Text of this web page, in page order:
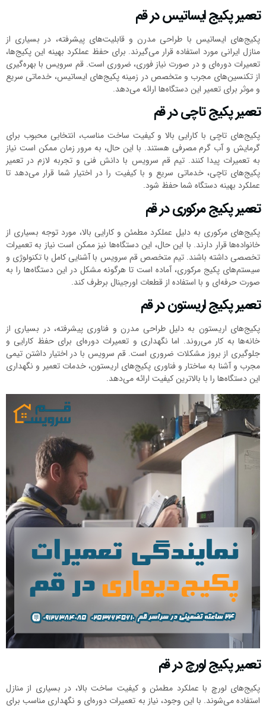
تعمیر پکیج ایساتیس در قم
پکیج‌های ایساتیس با طراحی مدرن و قابلیت‌های پیشرفته، در بسیاری از
منازل ایرانی مورد استفاده قرار می‌گیرند. برای حفظ عملکرد بهینه این پکیج‌ها،
تعمیرات دوره‌ای و در صورت نیاز فوری، ضروری است. قم سرویس با بهره‌گیری
از تکنسین‌های مجرب و متخصص در زمینه پکیج‌های ایساتیس، خدماتی سریع
و موثر برای تعمیر این دستگاه‌ها ارائه می‌دهد.
تعمیر پکیج تاچی در قم
پکیج‌های تاچی با کارایی بالا و کیفیت ساخت مناسب، انتخابی محبوب برای
گرمایش و آب گرم مصرفی هستند. با این حال، به مرور زمان ممکن است نیاز
به تعمیرات پیدا کنند. تیم قم سرویس با دانش فنی و تجربه لازم در تعمیر
پکیج‌های تاچی، خدماتی سریع و با کیفیت را در اختیار شما قرار می‌دهد تا
عملکرد بهینه دستگاه شما حفظ شود.
تعمیر پکیج مرکوری در قم
پکیج‌های مرکوری به دلیل عملکرد مطمئن و کارایی بالا، مورد توجه بسیاری از
خانواده‌ها قرار دارند. با این حال، این دستگاه‌ها نیز ممکن است نیاز به تعمیرات
تخصصی داشته باشند. تیم متخصص قم سرویس با آشنایی کامل با تکنولوژی و
سیستم‌های پکیج مرکوری، آماده است تا هرگونه مشکل در این دستگاه‌ها را به
صورت حرفه‌ای و با استفاده از قطعات اورجینال برطرف کند.
تعمیر پکیج اریستون در قم
پکیج‌های اریستون به دلیل طراحی مدرن و فناوری پیشرفته، در بسیاری از
خانه‌ها به کار می‌روند. اما نگهداری و تعمیرات دوره‌ای برای حفظ کارایی و
جلوگیری از بروز مشکلات ضروری است. قم سرویس با در اختیار داشتن تیمی
مجرب و آشنا به ساختار و فناوری پکیج‌های اریستون، خدمات تعمیر و نگهداری
این دستگاه‌ها را با بالاترین کیفیت ارائه می‌دهد.
تعمیر پکیج لورچ در قم
پکیج‌های لورچ با عملکرد مطمئن و کیفیت ساخت بالا، در بسیاری از منازل
استفاده می‌شوند. با این وجود، نیاز به تعمیرات دوره‌ای و نگهداری مناسب برای